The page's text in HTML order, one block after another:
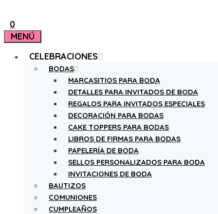
0
MENÚ
CELEBRACIONES
BODAS
MARCASITIOS PARA BODA
DETALLES PARA INVITADOS DE BODA
REGALOS PARA INVITADOS ESPECIALES
DECORACIÓN PARA BODAS
CAKE TOPPERS PARA BODAS
LIBROS DE FIRMAS PARA BODAS
PAPELERÍA DE BODA
SELLOS PERSONALIZADOS PARA BODA
INVITACIONES DE BODA
BAUTIZOS
COMUNIONES
CUMPLEAÑOS